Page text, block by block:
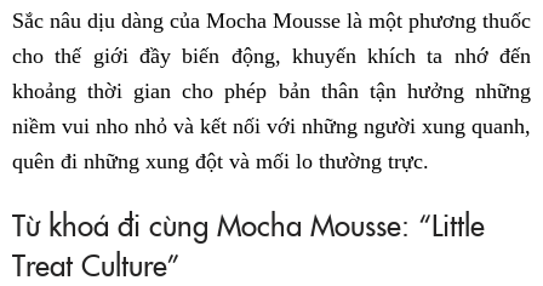
Sắc nâu dịu dàng của Mocha Mousse là một phương thuốc
cho thế giới đầy biến động, khuyến khích ta nhớ đến
khoảng thời gian cho phép bản thân tận hưởng những
niềm vui nho nhỏ và kết nối với những người xung quanh,
quên đi những xung đột và mối lo thường trực.
Từ khoá đi cùng Mocha Mousse: “Little
Treat Culture”